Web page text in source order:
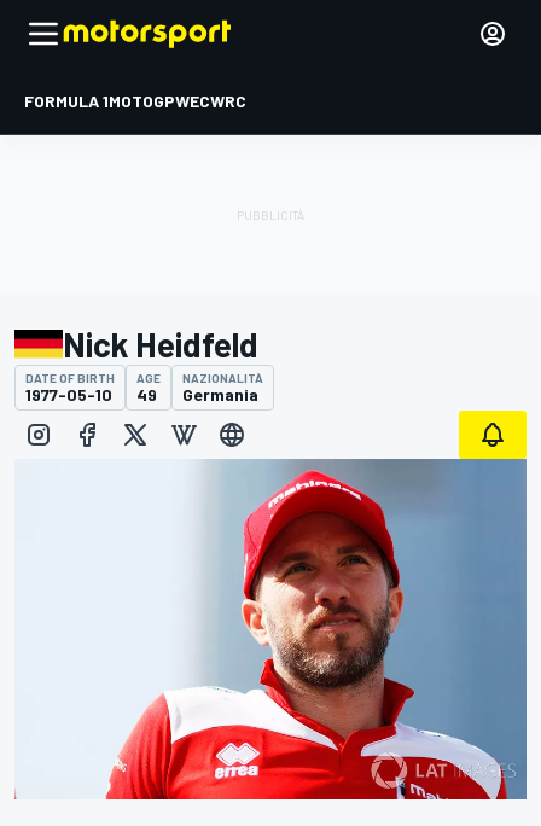
FORMULA 1MOTOGPWECWRC
Nick Heidfeld
DATE OF BIRTH
1977-05-10
AGE
49
NAZIONALITÀ
Germania